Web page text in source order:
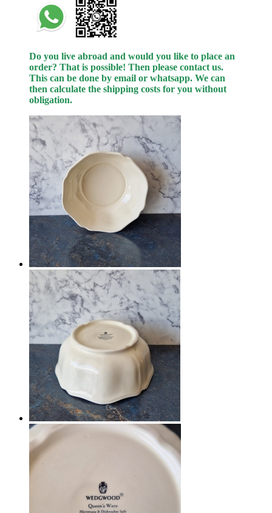
Do you live abroad and would you like to place an
order? That is possible! Then please contact us.
This can be done by email or whatsapp. We can
then calculate the shipping costs for you without
obligation.